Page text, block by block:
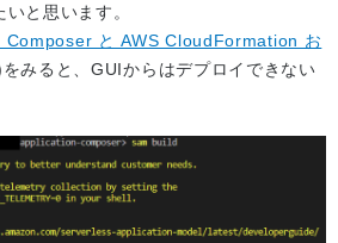
と思います。
と AWS CloudFormation お
みると、GUIからはデプロイできない